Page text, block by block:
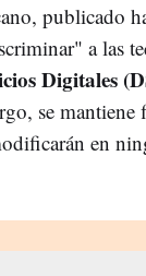
publicado
a las
Digitales
se
en